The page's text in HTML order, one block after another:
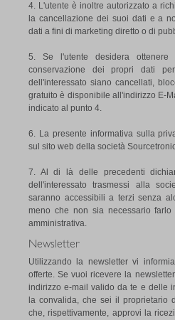
4. L'utente è inoltre autorizzato a
la cancellazione dei suoi dati e a
dati a fini di marketing diretto o di
5. Se l'utente desidera ottenere
conservazione dei propri dati
dell'interessato siano cancellati,
gratuito è disponibile all'indirizzo E-
indicato al punto 4.
6. La presente informativa sulla
sul sito web della società
7. Al di là delle precedenti
dell'interessato trasmessi alla
saranno accessibili a terzi senza
meno che non sia necessario
amministrativa.
Newsletter
Utilizzando la newsletter vi
offerte. Se vuoi ricevere la
indirizzo e-mail valido da te e delle
la convalida, che sei il proprietario
che, rispettivamente, approvi la